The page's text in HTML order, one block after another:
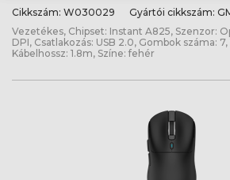
Cikkszám: W030029 Gyártói cikkszám:
Vezetékes, Chipset: Instant A825, Szenzor:
DPI, Csatlakozás: USB 2.0, Gombok száma:
Kábelhossz: 1.8m, Színe: fehér